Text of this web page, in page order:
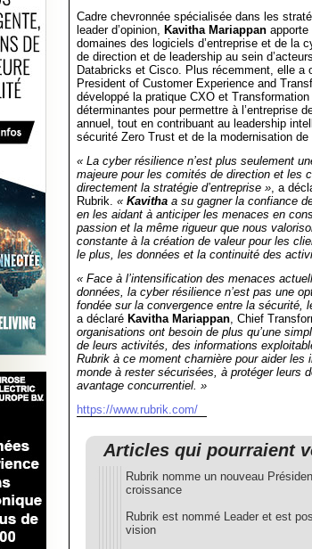
Cadre chevronnée spécialisée dans les
leader d’opinion, Kavitha Mariappan
domaines des logiciels d’entreprise et de la
de direction et de leadership au sein
Databricks et Cisco. Plus récemment, elle a
President of Customer Experience and
développé la pratique CXO et
déterminantes pour permettre à l’entreprise
annuel, tout en contribuant au leadership
sécurité Zero Trust et de la modernisation de
« La cyber résilience n’est plus seulement
majeure pour les comités de direction et les
directement la stratégie d’entreprise », a
Rubrik. « Kavitha a su gagner la confiance
en les aidant à anticiper les menaces en
passion et la même rigueur que nous
constante à la création de valeur pour les
le plus, les données et la continuité des
« Face à l’intensification des menaces
données, la cyber résilience n’est pas une
fondée sur la convergence entre la sécurité,
a déclaré Kavitha Mariappan, Chief
organisations ont besoin de plus qu’une
de leurs activités, des informations
Rubrik à ce moment charnière pour aider
monde à rester sécurisées, à protéger leurs
avantage concurrentiel. »
https://www.rubrik.com/
Articles qui pourraient
Rubrik nomme un nouveau
croissance
Rubrik est nommé Leader et est
vision